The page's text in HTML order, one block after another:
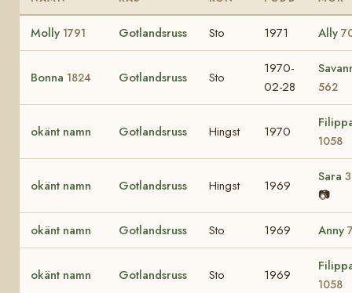
Molly 1791 Gotlandsruss Sto 1971 Ally
Bonna 1824 Gotlandsruss Sto
1970-
02-28
562
okänt namn Gotlandsruss Hingst 1970
1058
okänt namn Gotlandsruss Hingst 1969
Sara
📷
okänt namn Gotlandsruss Sto 1969 Anny
okänt namn Gotlandsruss Sto 1969
1058